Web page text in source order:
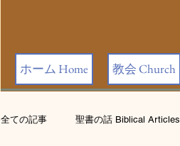
ホーム Home 教会 Church
全ての記事 聖書の話 Biblical Articles